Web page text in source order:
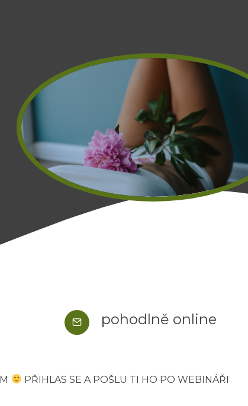
pohodlně online
PŘIHLAS SE A POŠLU TI HO PO WEBINÁŘI